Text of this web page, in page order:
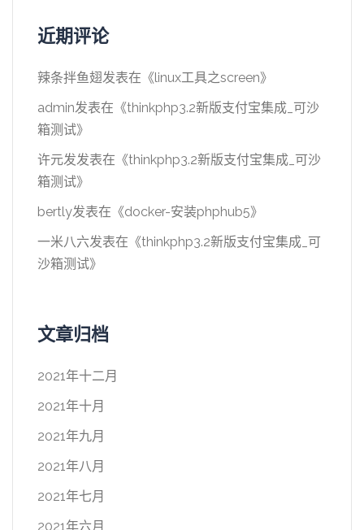
近期评论
辣条拌鱼翅发表在《linux工具之screen》
admin发表在《thinkphp3.2新版支付宝集成_可沙
箱测试》
许元发发表在《thinkphp3.2新版支付宝集成_可沙
箱测试》
bertly发表在《docker-安装phphub5》
一米八六发表在《thinkphp3.2新版支付宝集成_可
沙箱测试》
文章归档
2021年十二月
2021年十月
2021年九月
2021年八月
2021年七月
2021年六月